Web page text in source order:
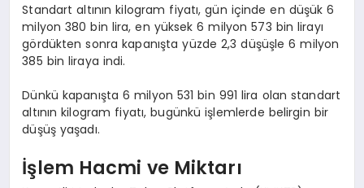
Standart altının kilogram fiyatı, gün içinde en düşük 6
milyon 380 bin lira, en yüksek 6 milyon 573 bin lirayı
gördükten sonra kapanışta yüzde 2,3 düşüşle 6 milyon
385 bin liraya indi.
Dünkü kapanışta 6 milyon 531 bin 991 lira olan standart
altının kilogram fiyatı, bugünkü işlemlerde belirgin bir
düşüş yaşadı.
İşlem Hacmi ve Miktarı